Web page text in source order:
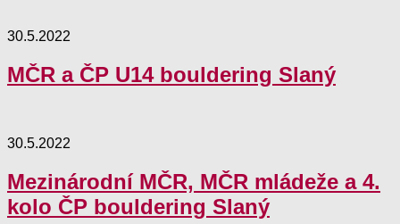
30.5.2022
MČR a ČP U14 bouldering Slaný
30.5.2022
Mezinárodní MČR, MČR mládeže a 4.
kolo ČP bouldering Slaný